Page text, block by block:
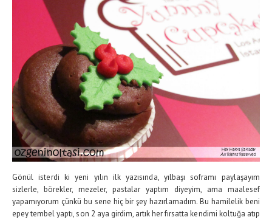
Gönül isterdi ki yeni yılın ilk yazısında, yılbaşı soframı paylaşayım
sizlerle, börekler, mezeler, pastalar yaptım diyeyim, ama maalesef
yapamıyorum çünkü bu sene hiç bir şey hazırlamadım. Bu hamilelik beni
epey tembel yaptı, son 2 aya girdim, artık her fırsatta kendimi koltuğa atıp